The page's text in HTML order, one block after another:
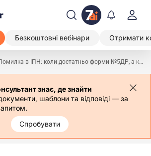
Безкоштовні вебінари Отримати
Помилка в ІПН: коли достатньо форми №5ДР, а коли змінять реєстраційний номер
знає, де знайти
шаблони та відповіді — за
Спробувати